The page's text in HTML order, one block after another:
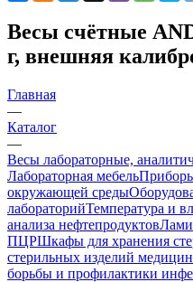
Весы счётные
г, внешняя
Главная
—
Каталог
—
Весы лабораторные,
Лабораторная мебель
окружающей среды
лабораторийТемпература и
анализа нефтепродуктов
ПЦРШкафы для хранения
стерильных изделий
борьбы и профилактики